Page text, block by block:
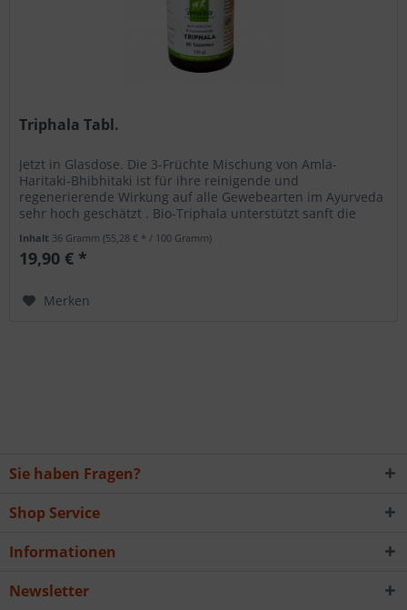
Triphala Tabl.
Jetzt in Glasdose. Die 3-Früchte Mischung von Amla-
Haritaki-Bhibhitaki ist für ihre reinigende und
regenerierende Wirkung auf alle Gewebearten im Ayurveda
sehr hoch geschätzt . Bio-Triphala unterstützt sanft die
Inhalt 36 Gramm(55,28 € * / 100 Gramm)
19,90 € *
Merken
Sie haben Fragen?
Shop Service
Informationen
Newsletter